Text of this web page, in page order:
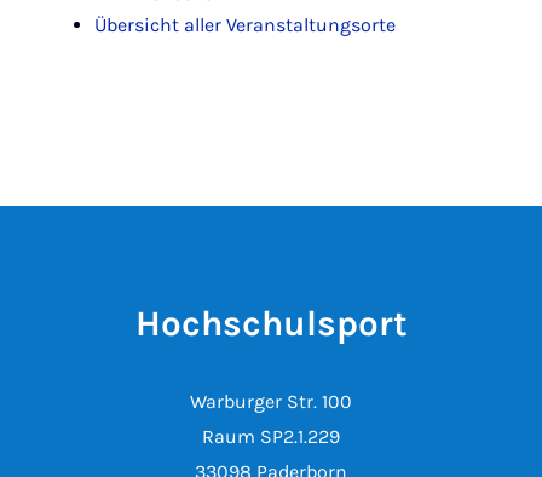
Übersicht aller Veranstaltungsorte
Hochschulsport
Warburger Str. 100
Raum SP2.1.229
33098 Paderborn